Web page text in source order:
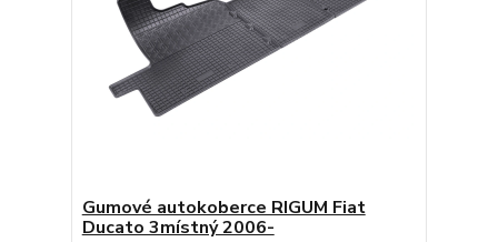
Gumové autokoberce RIGUM Fiat
Ducato 3místný 2006-